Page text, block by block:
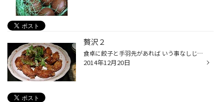
贅沢２
食卓に餃子と手羽先があれば いう事なしじゃけん！！！！
2014年12月20日